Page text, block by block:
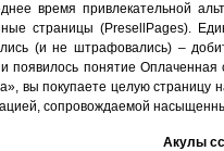
время привлекательной
страницы (PresellPages).
(и не штрафовались) –
появилось понятие Оплаченная
вы покупаете целую страницу
сопровождаемой
Акулы